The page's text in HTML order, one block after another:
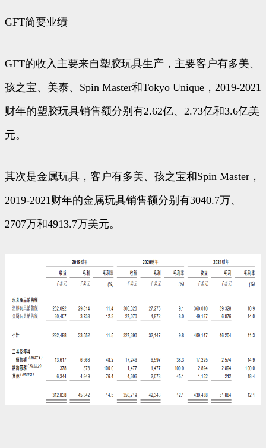
GFT简要业绩
GFT的收入主要来自塑胶玩具生产，主要客户有多美、
孩之宝、美泰、Spin Master和Tokyo Unique，2019-2021
财年的塑胶玩具销售额分别有2.62亿、2.73亿和3.6亿美
元。
其次是金属玩具，客户有多美、孩之宝和Spin Master，
2019-2021财年的金属玩具销售额分别有3040.7万、
2707万和4913.7万美元。